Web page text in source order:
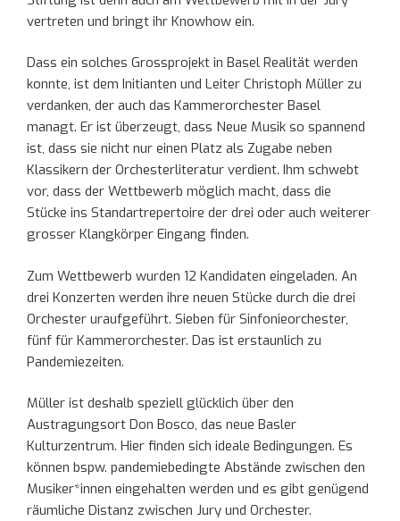
vertreten und bringt ihr Knowhow ein.
Dass ein solches Grossprojekt in Basel Realität werden
konnte, ist dem Initianten und Leiter Christoph Müller zu
verdanken, der auch das Kammerorchester Basel
managt. Er ist überzeugt, dass Neue Musik so spannend
ist, dass sie nicht nur einen Platz als Zugabe neben
Klassikern der Orchesterliteratur verdient. Ihm schwebt
vor, dass der Wettbewerb möglich macht, dass die
Stücke ins Standartrepertoire der drei oder auch weiterer
grosser Klangkörper Eingang finden.
Zum Wettbewerb wurden 12 Kandidaten eingeladen. An
drei Konzerten werden ihre neuen Stücke durch die drei
Orchester uraufgeführt. Sieben für Sinfonieorchester,
fünf für Kammerorchester. Das ist erstaunlich zu
Pandemiezeiten.
Müller ist deshalb speziell glücklich über den
Austragungsort Don Bosco, das neue Basler
Kulturzentrum. Hier finden sich ideale Bedingungen. Es
können bspw. pandemiebedingte Abstände zwischen den
Musiker*innen eingehalten werden und es gibt genügend
räumliche Distanz zwischen Jury und Orchester.